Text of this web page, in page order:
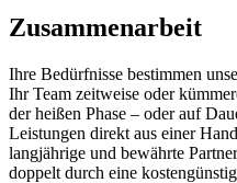
Zusammenarbeit
Ihre Bedürfnisse bestimmen
Ihr Team zeitweise oder
der heißen Phase – oder auf
Leistungen direkt aus einer
langjährige und bewährte
doppelt durch eine